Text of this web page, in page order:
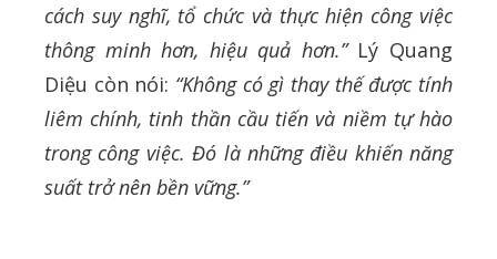
cách suy nghĩ, tổ chức và thực hiện công việc
thông minh hơn, hiệu quả hơn.”Lý Quang
Diệu còn nói: “Không có gì thay thế được tính
liêm chính, tinh thần cầu tiến và niềm tự hào
trong công việc. Đó là những điều khiến năng
suất trở nên bền vững.”